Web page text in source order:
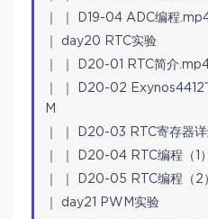
｜ ｜ D19-04 ADC编程
｜ day20 RTC实验
｜ ｜ D20-01 RTC简介
｜ ｜ D20-02 Exynos4412
M
｜ ｜ D20-03 RTC寄存器
｜ ｜ D20-04 RTC编程（1
｜ ｜ D20-05 RTC编程（
｜ day21 PWM实验